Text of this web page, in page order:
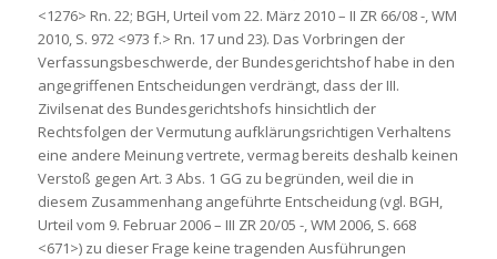
<1276> Rn. 22; BGH, Urteil vom 22. März 2010 – II ZR 66/08 -, WM
2010, S. 972 <973 f.> Rn. 17 und 23). Das Vorbringen der
Verfassungsbeschwerde, der Bundesgerichtshof habe in den
angegriffenen Entscheidungen verdrängt, dass der III.
Zivilsenat des Bundesgerichtshofs hinsichtlich der
Rechtsfolgen der Vermutung aufklärungsrichtigen Verhaltens
eine andere Meinung vertrete, vermag bereits deshalb keinen
Verstoß gegen Art. 3 Abs. 1 GG zu begründen, weil die in
diesem Zusammenhang angeführte Entscheidung (vgl. BGH,
Urteil vom 9. Februar 2006 – III ZR 20/05 -, WM 2006, S. 668
<671>) zu dieser Frage keine tragenden Ausführungen